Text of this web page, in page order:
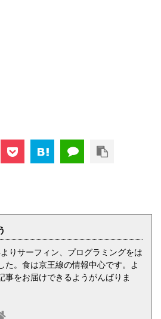
りサーフィン、プログラミングをは
た。食は京王線の情報中心です。よ
事をお届けできるようがんばりま